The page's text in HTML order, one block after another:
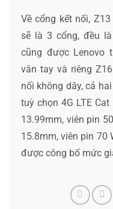
Về cổng kết nối,
sẽ là 3 cổng, đều
cũng được Lenovo
vân tay và riêng
nối không dây, cả
tuỳ chọn 4G LTE
13.99mm, viên pin
15.8mm, viên pin 70
được công bố mức